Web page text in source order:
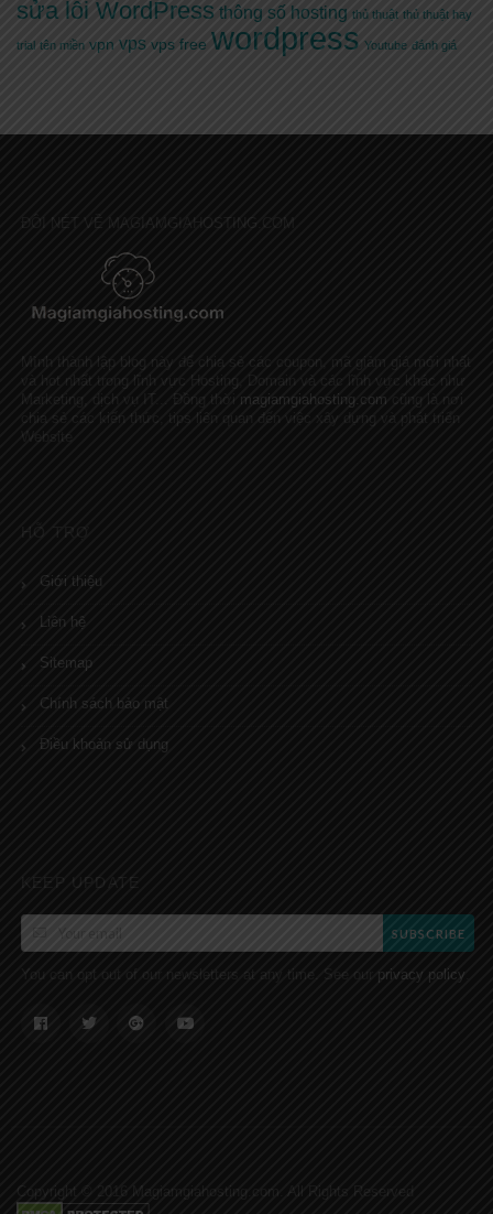
sửa lỗi WordPress thông số hosting thủ thuật thủ thuật hay
trial tên miền vpn vps vps free wordpress Youtube đánh giá
ĐÔI NÉT VỀ MAGIAMGIAHOSTING.COM
Mình thành lập blog này để chia sẻ các coupon, mã giảm giá mới nhất
và hot nhất trong lĩnh vực Hosting, Domain và các lĩnh vực khác như
Marketing, dịch vụ IT... Đồng thời magiamgiahosting.com cũng là nơi
chia sẻ các kiến thức, tips liên quan đến việc xây dựng và phát triển
Website
HỖ TRỢ
Giới thiệu
Liên hệ
Sitemap
Chính sách bảo mật
Điều khoản sử dụng
KEEP UPDATE
SUBSCRIBE
You can opt out of our newsletters at any time. See our privacy policy
Copyright © 2016 Magiamgiahosting.com. All Rights Reserved